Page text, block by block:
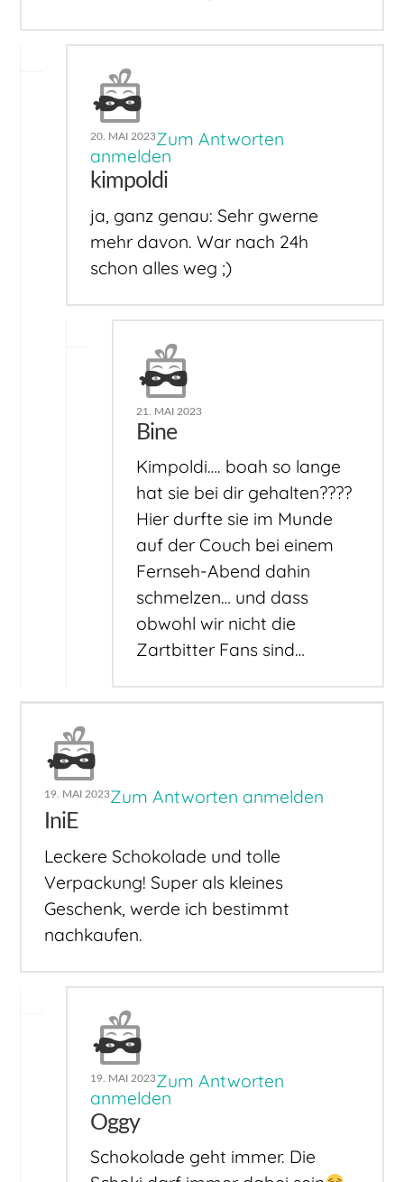
20. MAI 2023Zum Antworten
anmelden
kimpoldi
ja, ganz genau: Sehr gwerne
mehr davon. War nach 24h
schon alles weg ;)
21. MAI 2023
Bine
Kimpoldi…. boah so lange
hat sie bei dir gehalten????
Hier durfte sie im Munde
auf der Couch bei einem
Fernseh-Abend dahin
schmelzen… und dass
obwohl wir nicht die
Zartbitter Fans sind…
19. MAI 2023Zum Antworten anmelden
IniE
Leckere Schokolade und tolle
Verpackung! Super als kleines
Geschenk, werde ich bestimmt
nachkaufen.
19. MAI 2023Zum Antworten
anmelden
Oggy
Schokolade geht immer. Die